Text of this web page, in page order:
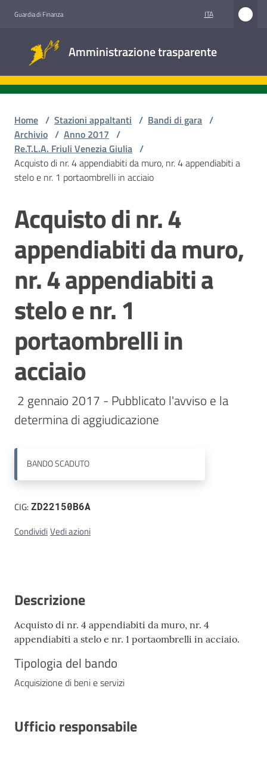
Guardia di Finanza ITA
Amministrazione trasparente
trasparente
Accesso
civico
appaltanti
Home / Stazioni appaltanti / Bandi di gara /
Archivio / Anno 2017 /
Re.T.L.A. Friuli Venezia Giulia /
Acquisto di nr. 4 appendiabiti da muro, nr. 4 appendiabiti a
stelo e nr. 1 portaombrelli in acciaio
Salta al contenuto
Acquisto di nr. 4
appendiabiti da muro,
nr. 4 appendiabiti a
stelo e nr. 1
portaombrelli in
acciaio
determina di aggiudicazione
BANDOSCADUTO
CIG:ZD22150B6A
CondividiVedi azioni
Descrizione
Acquisto di nr. 4 appendiabiti da muro, nr. 4
appendiabiti a stelo e nr. 1 portaombrelli in acciaio.
Tipologia del bando
Acquisizione di beni e servizi
Ufficio responsabile